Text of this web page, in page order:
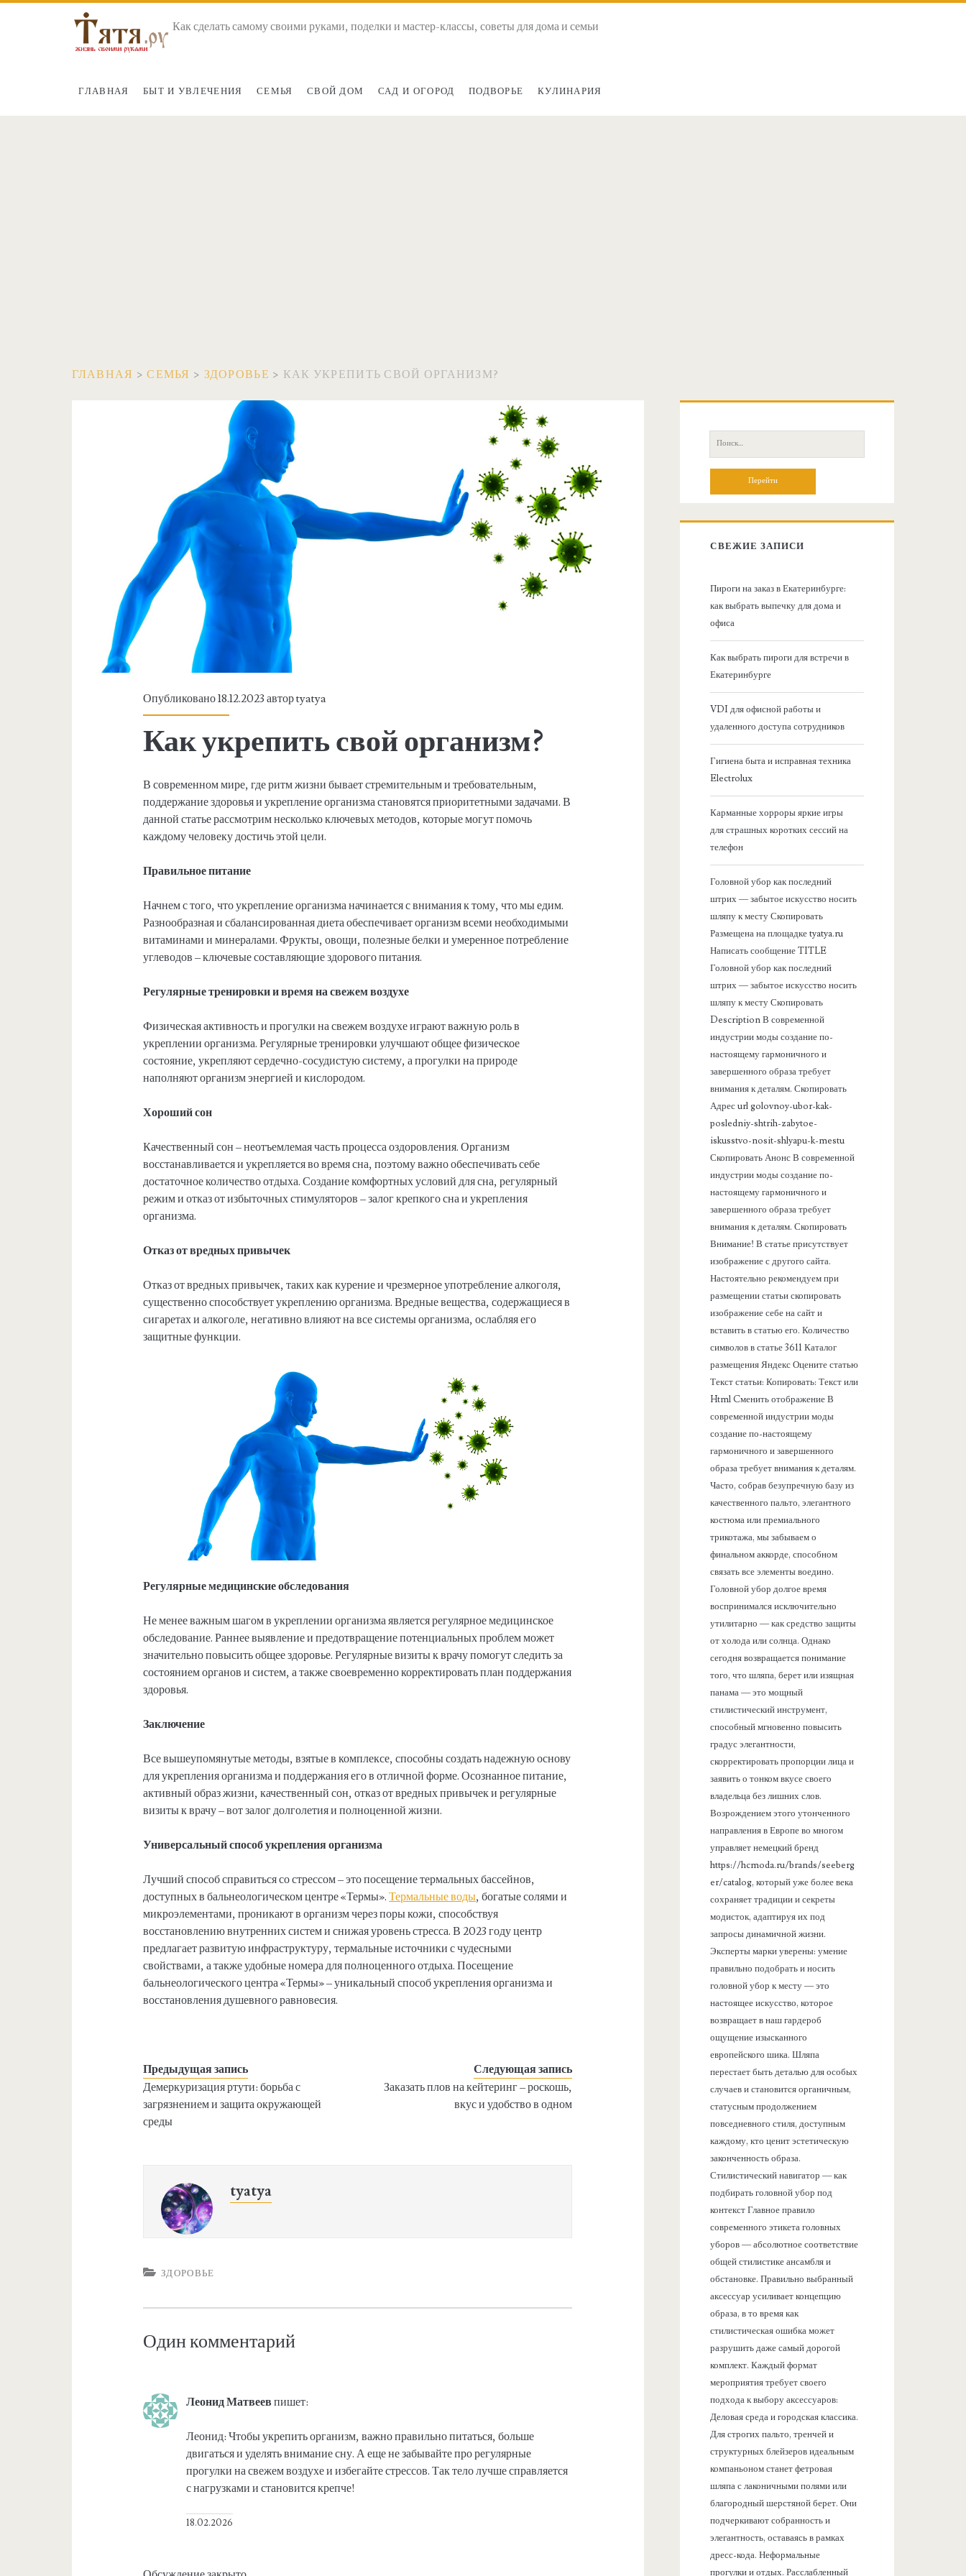
Как сделать самому своими руками, поделки и мастер-классы, советы для дома и семьи
ГЛАВНАЯ БЫТ И УВЛЕЧЕНИЯ СЕМЬЯ СВОЙ ДОМ САД И ОГОРОД ПОДВОРЬЕ КУЛИНАРИЯ
ГЛАВНАЯ >СЕМЬЯ > ЗДОРОВЬЕ > КАК УКРЕПИТЬ СВОЙ ОРГАНИЗМ?
Опубликовано 18.12.2023 авторtyatya
Как укрепить свой организм?
В современном мире, где ритм жизни бывает стремительным и требовательным,
поддержание здоровья и укрепление организма становятся приоритетными задачами. В
данной статье рассмотрим несколько ключевых методов, которые могут помочь
каждому человеку достичь этой цели.
Правильное питание
Начнем с того, что укрепление организма начинается с внимания к тому, что мы едим.
Разнообразная и сбалансированная диета обеспечивает организм всеми необходимыми
витаминами и минералами. Фрукты, овощи, полезные белки и умеренное потребление
углеводов – ключевые составляющие здорового питания.
Регулярные тренировки и время на свежем воздухе
Физическая активность и прогулки на свежем воздухе играют важную роль в
укреплении организма. Регулярные тренировки улучшают общее физическое
состояние, укрепляют сердечно-сосудистую систему, а прогулки на природе
наполняют организм энергией и кислородом.
Хороший сон
Качественный сон – неотъемлемая часть процесса оздоровления. Организм
восстанавливается и укрепляется во время сна, поэтому важно обеспечивать себе
достаточное количество отдыха. Создание комфортных условий для сна, регулярный
режим и отказ от избыточных стимуляторов – залог крепкого сна и укрепления
организма.
Отказ от вредных привычек
Отказ от вредных привычек, таких как курение и чрезмерное употребление алкоголя,
существенно способствует укреплению организма. Вредные вещества, содержащиеся в
сигаретах и алкоголе, негативно влияют на все системы организма, ослабляя его
защитные функции.
Регулярные медицинские обследования
Не менее важным шагом в укреплении организма является регулярное медицинское
обследование. Раннее выявление и предотвращение потенциальных проблем может
значительно повысить общее здоровье. Регулярные визиты к врачу помогут следить за
состоянием органов и систем, а также своевременно корректировать план поддержания
здоровья.
Заключение
Все вышеупомянутые методы, взятые в комплексе, способны создать надежную основу
для укрепления организма и поддержания его в отличной форме. Осознанное питание,
активный образ жизни, качественный сон, отказ от вредных привычек и регулярные
визиты к врачу – вот залог долголетия и полноценной жизни.
Универсальный способ укрепления организма
Лучший способ справиться со стрессом – это посещение термальных бассейнов,
доступных в бальнеологическом центре «Термы».Термальные воды, богатые солями и
микроэлементами, проникают в организм через поры кожи, способствуя
восстановлению внутренних систем и снижая уровень стресса. В 2023 году центр
предлагает развитую инфраструктуру, термальные источники с чудесными
свойствами, а также удобные номера для полноценного отдыха. Посещение
бальнеологического центра «Термы» – уникальный способ укрепления организма и
восстановления душевного равновесия.
Предыдущая запись
Демеркуризация ртути: борьба с
загрязнением и защита окружающей
среды
Следующая запись
Заказать плов на кейтеринг – роскошь,
вкус и удобство в одном
tyatya
ЗДОРОВЬЕ
Один комментарий
Леонид Матвеев пишет:
Леонид: Чтобы укрепить организм, важно правильно питаться, больше
двигаться и уделять внимание сну. А еще не забывайте про регулярные
прогулки на свежем воздухе и избегайте стрессов. Так тело лучше справляется
с нагрузками и становится крепче!
18.02.2026
о
П
о
:
СВЕЖИЕ ЗАПИСИ
Пироги на заказ в Екатеринбурге:
как выбрать выпечку для дома и
офиса
Как выбрать пироги для встречи в
Екатеринбурге
VDI для офисной работы и
удаленного доступа сотрудников
Гигиена быта и исправная техника
Electrolux
Карманные хорроры яркие игры
для страшных коротких сессий на
телефон
Головной убор как последний
штрих — забытое искусство носить
шляпу к месту Скопировать
Размещена на площадке tyatya.ru
Написать сообщение TITLE
Головной убор как последний
штрих — забытое искусство носить
шляпу к месту Скопировать
Description В современной
индустрии моды создание по-
настоящему гармоничного и
завершенного образа требует
внимания к деталям. Скопировать
Адрес url golovnoy-ubor-kak-
posledniy-shtrih-zabytoe-
iskusstvo-nosit-shlyapu-k-mestu
Скопировать Анонс В современной
индустрии моды создание по-
настоящему гармоничного и
завершенного образа требует
внимания к деталям. Скопировать
Внимание! В статье присутствует
изображение с другого сайта.
Настоятельно рекомендуем при
размещении статьи скопировать
изображение себе на сайт и
вставить в статью его. Количество
символов в статье 3611 Каталог
размещения Яндекс Оцените статью
Текст статьи: Копировать: Текст или
Html Cменить отображение В
современной индустрии моды
создание по-настоящему
гармоничного и завершенного
образа требует внимания к деталям.
Часто, собрав безупречную базу из
качественного пальто, элегантного
костюма или премиального
трикотажа, мы забываем о
финальном аккорде, способном
связать все элементы воедино.
Головной убор долгое время
воспринимался исключительно
утилитарно — как средство защиты
от холода или солнца. Однако
сегодня возвращается понимание
того, что шляпа, берет или изящная
панама — это мощный
стилистический инструмент,
способный мгновенно повысить
градус элегантности,
скорректировать пропорции лица и
заявить о тонком вкусе своего
владельца без лишних слов.
Возрождением этого утонченного
направления в Европе во многом
управляет немецкий бренд
https://hcmoda.ru/brands/seeberg
er/catalog, который уже более века
сохраняет традиции и секреты
модисток, адаптируя их под
запросы динамичной жизни.
Эксперты марки уверены: умение
правильно подобрать и носить
головной убор к месту — это
настоящее искусство, которое
возвращает в наш гардероб
ощущение изысканного
европейского шика. Шляпа
перестает быть деталью для особых
случаев и становится органичным,
статусным продолжением
повседневного стиля, доступным
каждому, кто ценит эстетическую
законченность образа.
Стилистический навигатор — как
подбирать головной убор под
контекст Главное правило
современного этикета головных
уборов — абсолютное соответствие
общей стилистике ансамбля и
обстановке. Правильно выбранный
аксессуар усиливает концепцию
образа, в то время как
стилистическая ошибка может
разрушить даже самый дорогой
комплект. Каждый формат
мероприятия требует своего
подхода к выбору аксессуаров:
Деловая среда и городская классика.
Для строгих пальто, тренчей и
структурных блейзеров идеальным
компаньоном станет фетровая
шляпа с лаконичными полями или
благородный шерстяной берет. Они
подчеркивают собранность и
элегантность, оставаясь в рамках
дресс-кода. Неформальные
прогулки и отдых. Расслабленный